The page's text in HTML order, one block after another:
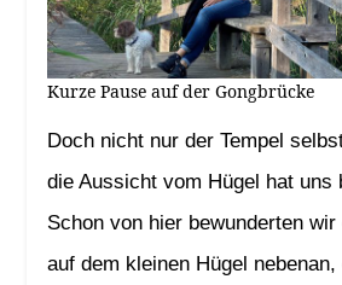
Kurze Pause auf der Gongbrücke
Doch nicht nur der Tempel
die Aussicht vom Hügel hat uns
Schon von hier bewunderten
auf dem kleinen Hügel